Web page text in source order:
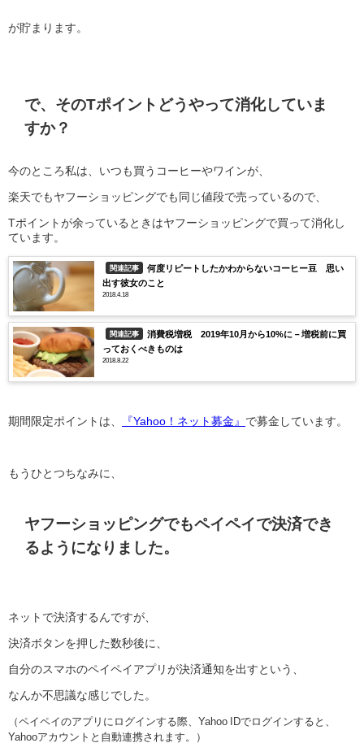
が貯まります。
で、そのTポイントどうやって消化していま
すか？
今のところ私は、いつも買うコーヒーやワインが、
楽天でもヤフーショッピングでも同じ値段で売っているので、
Tポイントが余っているときはヤフーショッピングで買って消化し
ています。
関連記事
何度リピートしたかわからないコーヒー豆 思い
出す彼女のこと
2018.4.18
関連記事
消費税増税 2019年10月から10%に－増税前に買
っておくべきものは
2018.8.22
期間限定ポイントは、 『Yahoo！ネット募金』 で募金しています。
もうひとつちなみに、
ヤフーショッピングでもペイペイで決済でき
るようになりました。
ネットで決済するんですが、
決済ボタンを押した数秒後に、
自分のスマホのペイペイアプリが決済通知を出すという、
なんか不思議な感じでした。
（ペイペイのアプリにログインする際、 Yahoo IDでログインすると、
Yahooアカウントと自動連携されます。）